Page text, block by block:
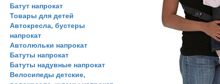
Батут напрокат
Товары для детей
Автокресла, бустеры
напрокат
Автолюльки напрокат
Батуты напрокат
Батуты надувные напрокат
Велосипеды детские,